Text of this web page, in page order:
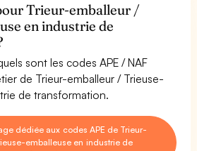
Trieur-emballeur /
en industrie de
sont les codes APE / NAF
de Trieur-emballeur / Trieuse-
de transformation.
dédiée aux codes APE de Trieur-
emballeuse en industrie de